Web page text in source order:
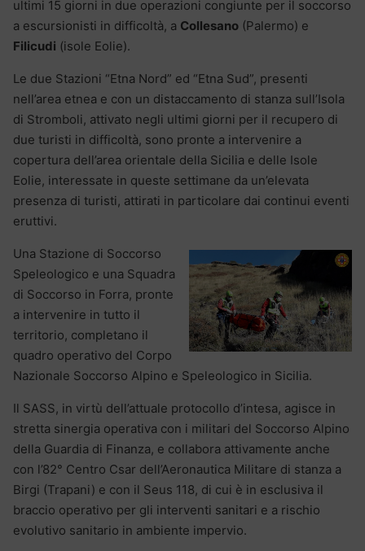
ultimi 15 giorni in due operazioni congiunte per il soccorso
a escursionisti in difficoltà, a Collesano (Palermo) e
Filicudi (isole Eolie).
Le due Stazioni “Etna Nord” ed “Etna Sud”, presenti
nell’area etnea e con un distaccamento di stanza sull’Isola
di Stromboli, attivato negli ultimi giorni per il recupero di
due turisti in difficoltà, sono pronte a intervenire a
copertura dell’area orientale della Sicilia e delle Isole
Eolie, interessate in queste settimane da un’elevata
presenza di turisti, attirati in particolare dai continui eventi
eruttivi.
Una Stazione di Soccorso
Speleologico e una Squadra
di Soccorso in Forra, pronte
a intervenire in tutto il
territorio, completano il
quadro operativo del Corpo
Nazionale Soccorso Alpino e Speleologico in Sicilia.
Il SASS, in virtù dell’attuale protocollo d’intesa, agisce in
stretta sinergia operativa con i militari del Soccorso Alpino
della Guardia di Finanza, e collabora attivamente anche
con l’82° Centro Csar dell’Aeronautica Militare di stanza a
Birgi (Trapani) e con il Seus 118, di cui è in esclusiva il
braccio operativo per gli interventi sanitari e a rischio
evolutivo sanitario in ambiente impervio.